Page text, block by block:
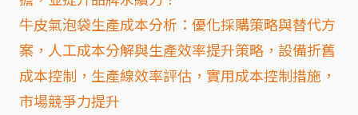
牛皮氣泡袋生產成本分析：優化採購策略與替代方
案，人工成本分解與生產效率提升策略，設備折舊
成本控制，生產線效率評估，實用成本控制措施，
市場競爭力提升